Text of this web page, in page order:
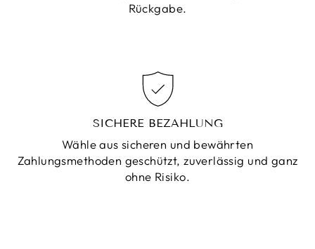
Rückgabe.
SICHERE BEZAHLUNG
Wähle aus sicheren und bewährten
Zahlungsmethoden geschützt, zuverlässig und ganz
ohne Risiko.